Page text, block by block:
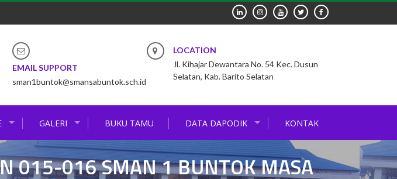
EMAIL SUPPORT
sman1buntok@smansabuntok.sch.id
LOCATION
Jl. Kihajar Dewantara No. 54 Kec. Dusun
Selatan, Kab. Barito Selatan
GALERI BUKU TAMU DATA DAPODIK KONTAK
015-016 SMAN 1 BUNTOK MASA